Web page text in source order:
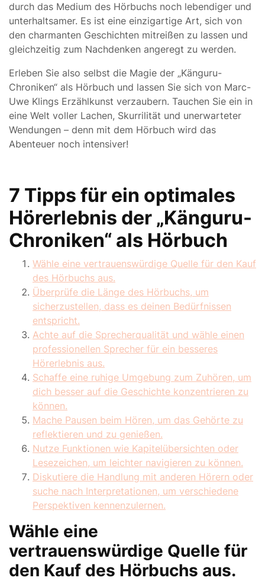
durch das Medium des Hörbuchs noch lebendiger und
unterhaltsamer. Es ist eine einzigartige Art, sich von
den charmanten Geschichten mitreißen zu lassen und
gleichzeitig zum Nachdenken angeregt zu werden.
Erleben Sie also selbst die Magie der „Känguru-
Chroniken“ als Hörbuch und lassen Sie sich von Marc-
Uwe Klings Erzählkunst verzaubern. Tauchen Sie ein in
eine Welt voller Lachen, Skurrilität und unerwarteter
Wendungen – denn mit dem Hörbuch wird das
Abenteuer noch intensiver!
7 Tipps für ein optimales
Hörerlebnis der „Känguru-
Chroniken“ als Hörbuch
Wähle eine vertrauenswürdige Quelle für den Kauf
des Hörbuchs aus.
Überprüfe die Länge des Hörbuchs, um
sicherzustellen, dass es deinen Bedürfnissen
entspricht.
Achte auf die Sprecherqualität und wähle einen
professionellen Sprecher für ein besseres
Hörerlebnis aus.
Schaffe eine ruhige Umgebung zum Zuhören, um
dich besser auf die Geschichte konzentrieren zu
können.
Mache Pausen beim Hören, um das Gehörte zu
reflektieren und zu genießen.
Nutze Funktionen wie Kapitelübersichten oder
Lesezeichen, um leichter navigieren zu können.
Diskutiere die Handlung mit anderen Hörern oder
suche nach Interpretationen, um verschiedene
Perspektiven kennenzulernen.
Wähle eine
vertrauenswürdige Quelle für
den Kauf des Hörbuchs aus.